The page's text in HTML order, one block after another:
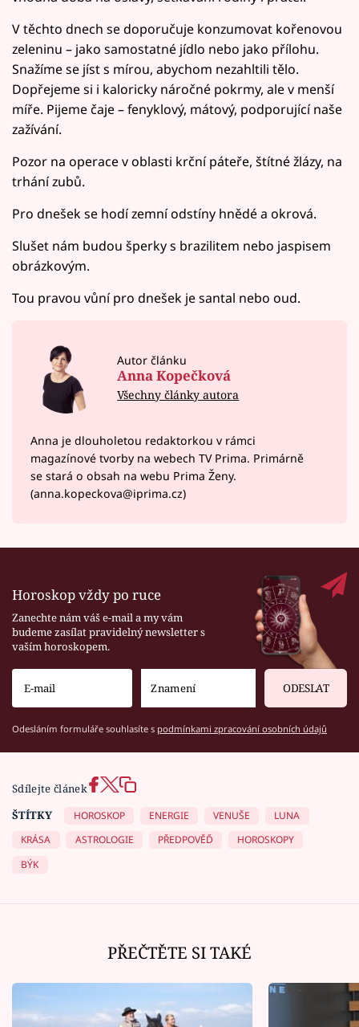
V těchto dnech se doporučuje konzumovat kořenovou
zeleninu – jako samostatné jídlo nebo jako přílohu.
Snažíme se jíst s mírou, abychom nezahltili tělo.
Dopřejeme si i kaloricky náročné pokrmy, ale v menší
míře. Pijeme čaje – fenyklový, mátový, podporující naše
zažívání.
Pozor na operace v oblasti krční páteře, štítné žlázy, na
trhání zubů.
Pro dnešek se hodí zemní odstíny hnědé a okrová.
Slušet nám budou šperky s brazilitem nebo jaspisem
obrázkovým.
Tou pravou vůní pro dnešek je santal nebo oud.
Autor článku
Anna Kopečková
Všechny články autora
Anna je dlouholetou redaktorkou v rámci
magazínové tvorby na webech TV Prima. Primárně
se stará o obsah na webu Prima Ženy.
(anna.kopeckova@iprima.cz)
Horoskop vždy po ruce
Zanechte nám váš e-mail a my vám
budeme zasílat pravidelný newsletter s
vaším horoskopem.
ODESLAT
Odesláním formuláře souhlasíte s podmínkami zpracování osobních údajů
Sdílejte článek
ŠTÍTKY
HOROSKOP ENERGIE VENUŠE
LUNA
KRÁSA
ASTROLOGIE PŘEDPOVĚĎ
HOROSKOPY
BÝK
PŘEČTĚTE SI TAKÉ